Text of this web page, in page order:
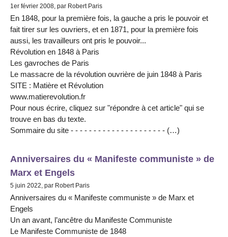
1er février 2008, par Robert Paris
En 1848, pour la première fois, la gauche a pris le pouvoir et
fait tirer sur les ouvriers, et en 1871, pour la première fois
aussi, les travailleurs ont pris le pouvoir...
Révolution en 1848 à Paris
Les gavroches de Paris
Le massacre de la révolution ouvrière de juin 1848 à Paris
SITE : Matière et Révolution
www.matierevolution.fr
Pour nous écrire, cliquez sur "répondre à cet article" qui se
trouve en bas du texte.
Sommaire du site - - - - - - - - - - - - - - - - - - - - - (…)
Anniversaires du « Manifeste communiste » de
Marx et Engels
5 juin 2022, par Robert Paris
Anniversaires du « Manifeste communiste » de Marx et
Engels
Un an avant, l’ancêtre du Manifeste Communiste
Le Manifeste Communiste de 1848